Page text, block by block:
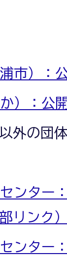
市）：
）：公
外の団
ンター
リンク
ンター